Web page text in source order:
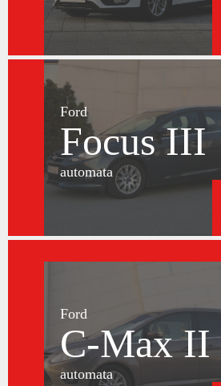
Ford
Focus III
automata
Ford
C-Max II
automata